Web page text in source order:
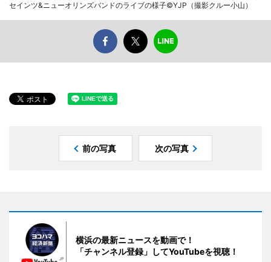
セインツ&ニューオリンズバンドのライブの様子©YJP（撮影クルー小山）
前の写真 次の写真
横浜の最新ニュースを動画で！
「チャンネル登録」してYouTubeを視聴！